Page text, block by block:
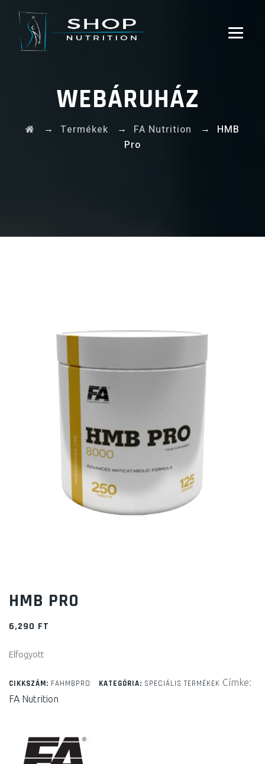
WEBÁRUHÁZ
→ Termékek → FA Nutrition → HMB
Pro
HMB PRO
6,290 FT
Elfogyott
CIKKSZÁM: FAHMBPRO KATEGÓRIA: SPECIÁLIS TERMÉKEK Címke:
FA Nutrition